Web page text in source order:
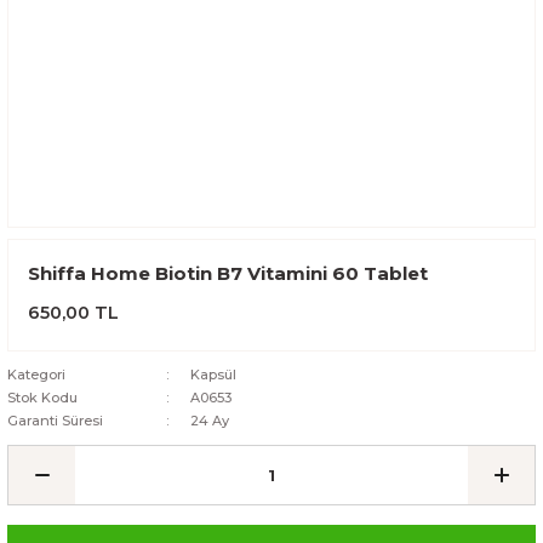
Shiffa Home Biotin B7 Vitamini 60 Tablet
650,00 TL
Kategori
Kapsül
Stok Kodu
A0653
Garanti Süresi
24 Ay